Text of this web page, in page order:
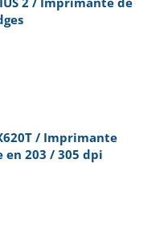
/ Imprimante
203 / 305 dpi